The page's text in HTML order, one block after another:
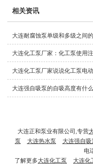
相关资讯
大连耐腐蚀泵单级和多级之间
大连化工泵厂家：化工泵使用
大连化工泵厂家说说化工泵电
大连强自吸泵的自吸高度有什
大连正和泵业有限公司,专营
泵
大连热水泵 大连强自吸
电
了解更多大连化工泵 大连化